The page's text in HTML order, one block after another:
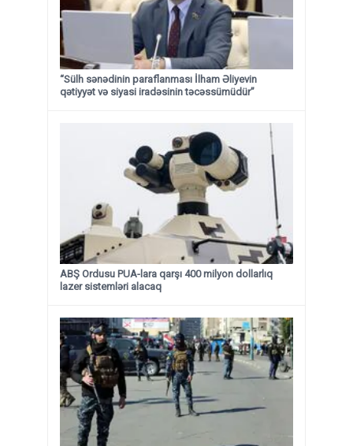
“Sülh sənədinin paraflanması İlham Əliyevin
qətiyyət və siyasi iradəsinin təcəssümüdür”
ABŞ Ordusu PUA-lara qarşı 400 milyon dollarlıq
lazer sistemləri alacaq